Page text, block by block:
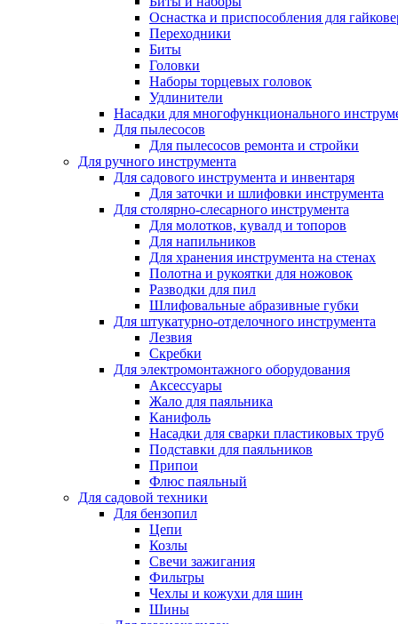
Оснастка и приспособления для
Переходники
Биты
Головки
Наборы торцевых головок
Удлинители
Насадки для многофункционального
Для пылесосов
Для пылесосов ремонта и стройки
Для ручного инструмента
Для садового инструмента и инвентаря
Для заточки и шлифовки инструмента
Для столярно-слесарного инструмента
Для молотков, кувалд и топоров
Для напильников
Для хранения инструмента на стенах
Полотна и рукоятки для ножовок
Разводки для пил
Шлифовальные абразивные губки
Для штукатурно-отделочного инструмента
Лезвия
Скребки
Для электромонтажного оборудования
Аксессуары
Жало для паяльника
Канифоль
Насадки для сварки пластиковых труб
Подставки для паяльников
Припои
Флюс паяльный
Для садовой техники
Для бензопил
Цепи
Козлы
Свечи зажигания
Фильтры
Чехлы и кожухи для шин
Шины